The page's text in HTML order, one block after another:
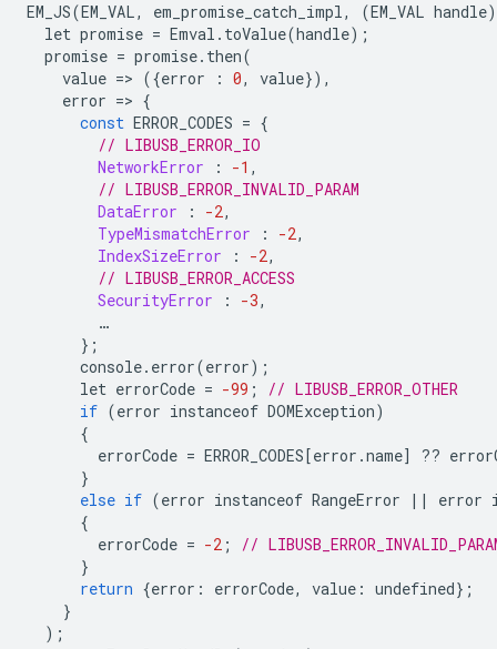
EM_JS(EM_VAL, em_promise_catch_impl, (EM_VAL handle
let promise = Emval . toValue(handle);
promise = promise. then(
value => ({error : 0, value}),
error => {
const ERROR_CODES = {
// LIBUSB_ERROR_IO
NetworkError
: -1 ,
// LIBUSB_ERROR_INVALID_PARAM
DataError
: -2,
TypeMismatchError
: -2,
IndexSizeError
: -2,
// LIBUSB_ERROR_ACCESS
SecurityError
: -3,
…
};
console. error(error);
let errorCode = -99 ;
// LIBUSB_ERROR_OTHER
if (error instanceof DOMException)
{
errorCode = ERROR_CODES [error .name] ??
}
else if (error instanceof RangeError || error
{
errorCode = -2 ;
//
}
return {error : errorCode, value : undefined};
}
);